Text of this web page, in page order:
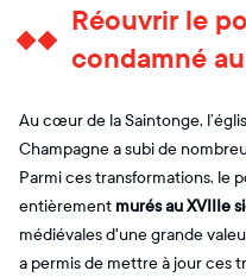
Réouvrir le
condamné
Au cœur de la Saintonge,
Champagne a subi de
Parmi ces transformations, le
entièrement murés au XVIIIe
médiévales d'une grande
a permis de mettre à jour ces